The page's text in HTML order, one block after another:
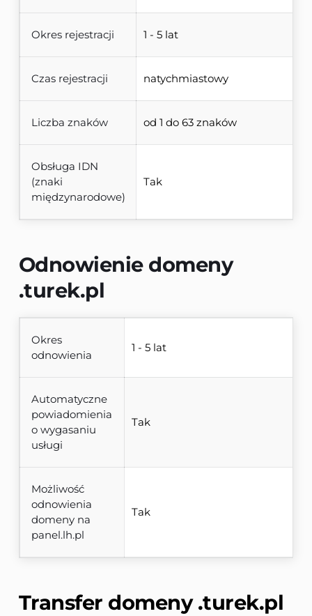
Okres rejestracji 1 - 5 lat
Czas rejestracji natychmiastowy
Liczba znaków od 1 do 63 znaków
Obsługa IDN
(znaki
międzynarodowe)
Tak
Odnowienie domeny
.turek.pl
Okres
odnowienia
1 - 5 lat
Automatyczne
powiadomienia
o wygasaniu
usługi
Tak
Możliwość
odnowienia
domeny na
panel.lh.pl
Tak
Transfer domeny .turek.pl